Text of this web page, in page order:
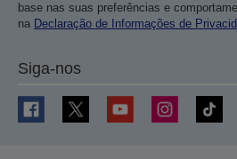
base nas suas preferências e
na Declaração de Informações de
Siga-nos